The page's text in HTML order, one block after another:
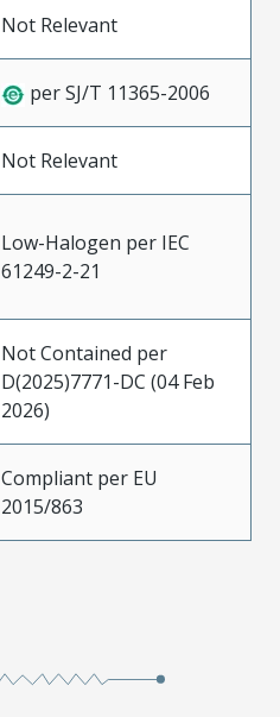
Not Relevant
per SJ/T 11365-2006
Not Relevant
Low-Halogen per IEC
61249-2-21
Not Contained per
D(2025)7771-DC (04 Feb
2026)
Compliant per EU
2015/863